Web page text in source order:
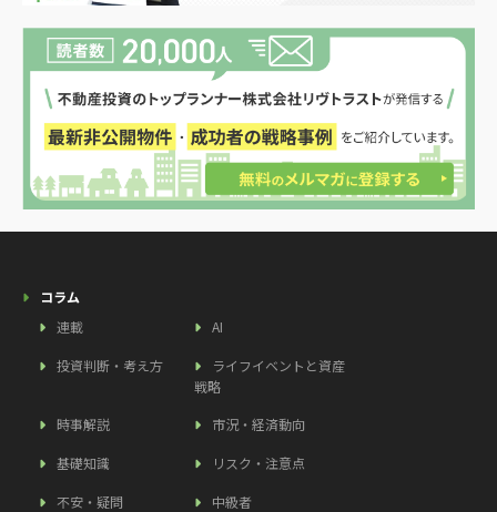
コラム
連載
AI
投資判断・考え方
ライフイベントと資産
戦略
時事解説
市況・経済動向
基礎知識 リスク・注意点
不安・疑問 中級者